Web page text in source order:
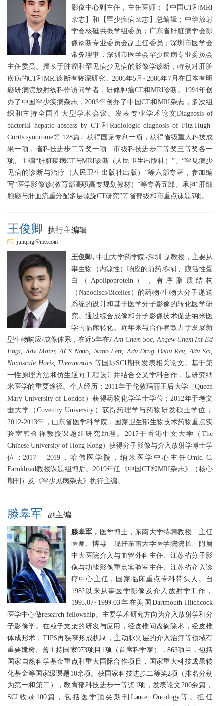
影像中心副主任，主任医师；【中国CT和MRI
杂志】和【罕少疾病杂志】总编辑；中华放射
学会核磁共振学组委员；广东省肝脏病学会影
像诊断专业委员会副主任委员；深圳市医学会
常务理事；深圳市医学会罕少疾病专业委员会
主任委员。擅长于肿瘤和罕见病少见病的影像学诊断，特别对肝脏
疾病的CT和MRI诊断有较深研究。2006年5月~2006年7月在日本有明
癌研病院放射线科作访问学者，研修肿瘤CT和MRI诊断。1994年创
办了中国罕少疾病杂志，2003年创办了中国CT和MRI杂志，多次组
织和主持全国性大型学术会议。发表专业学术论文Diagnosis of
bacterial hepatic abscess by CT和Radiologic diagnosis of Fitz-Hugh-
Curtis syndrome等 128篇。获得国家专利一项，获得省级重大科技成
果一项，省科技进步二等奖一项，市级科技进步二等奖三等奖各一
项。主编“肝脏疾病CT与MRI诊断（人民卫生出版社）”、“罕见病少
见病的诊断与治疗（人民卫生出版社出版）”等六部专著，参加编
写“医学影像诊(教育部高职高专规划教材）”等专著五部。承担“肝细
胞癌与肝血流重分配多层螺旋CT研究”等省部级和市重点课题5项。
王俊卿 执行主编辑
junqing@me.com
王俊卿, 中山大学药学院-深圳 副教授，主要从
事生物（内源性）响应的前药/探针、膜活性蛋
白（Apolipoprotein），有序脂质结构
（Nanodiscs/Bicelles）的药物/生物大分子递送
系统的设计和基于医学分子影像的转化医学研
究。通过综合成像和分子影像技术促进纳米医
学的临床转化。近年来与合作者致力于发展新
型生物响应/成像体系，在近5年在J Am Chem Soc, Angew Chem Int Ed
Engl, Adv Mater, ACS Nano, Nano Lett, Adv Drug Deliv Rev, Adv Sci,
Nanoscale Horiz, Theranostics 等国际SCI期刊发表相关论文。基于第
一性原理方法和仿生逆向工程设计并结合交叉学科合作，是研究纳
米医学的重要途径。个人经历：2011年于伦敦玛丽王后大学（Queen
Mary University of London）获得药物化学学士学位；2012年于考文
垂大学（Coventry University）获得药理学与药物研发硕士学位；
2012-2013年，山东省医学科学院，国家卫生部生物技术药物重点实
验室韩金祥教授课题组研究助理。2017于香港中文大学（The
Chinese University of Hong Kong）获得分子影像与介入放射学博士学
位；2017 – 2019，哈佛医学院，纳米医学中心主任Omid C.
Farokhzad教授课题组博后。2019年任《中国CT和MRI杂志》（核心
期刊）及《罕少见病杂志》执行主编。
滕皋军 副主编
滕皋军， 医学博士，东南大学特聘教授、主任
医师、博导，现任东南大学医学院院长、附属
中大医院介入与血管外科主任、江苏省分子影
像与功能影像重点实验室主任、江苏省介入诊
疗中心主任，国家临床重点专科带头人。自
1982以来从事医学影像及介入放射学工作，
1995.07~1999.03年在美国Dartmouth-Hitchcock
医学中心做research fellowship。主要学术研究方向为介入放射学和分
子影像学。在粒子支架的研发与应用，经皮椎间盘摘除术，经皮椎
体成形术，TIPS再狭窄形成机制，主动脉夹层的介入治疗等领域有
重要建树。曾主持国家973项目1项（首席科学家），863项目，包括
国家自然科学基金重点和重大国际合作项目，国家重大科技成果转
化基金等国家级课题10余项。获国家科技进步二等奖2项（排名分别
为第一和第二），教育部科技进步一等奖1项，发表论文200余篇，
SCI收录100篇，包括医学顶尖期刊Lancet Oncology等。担任